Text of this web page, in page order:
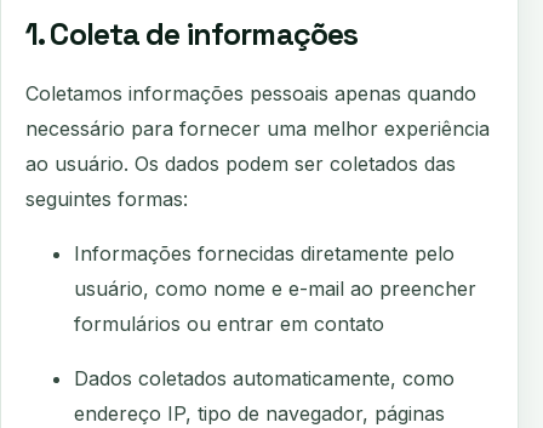
1. Coleta de informações
Coletamos informações pessoais apenas quando
necessário para fornecer uma melhor experiência
ao usuário. Os dados podem ser coletados das
seguintes formas:
Informações fornecidas diretamente pelo
usuário, como nome e e-mail ao preencher
formulários ou entrar em contato
Dados coletados automaticamente, como
endereço IP, tipo de navegador, páginas